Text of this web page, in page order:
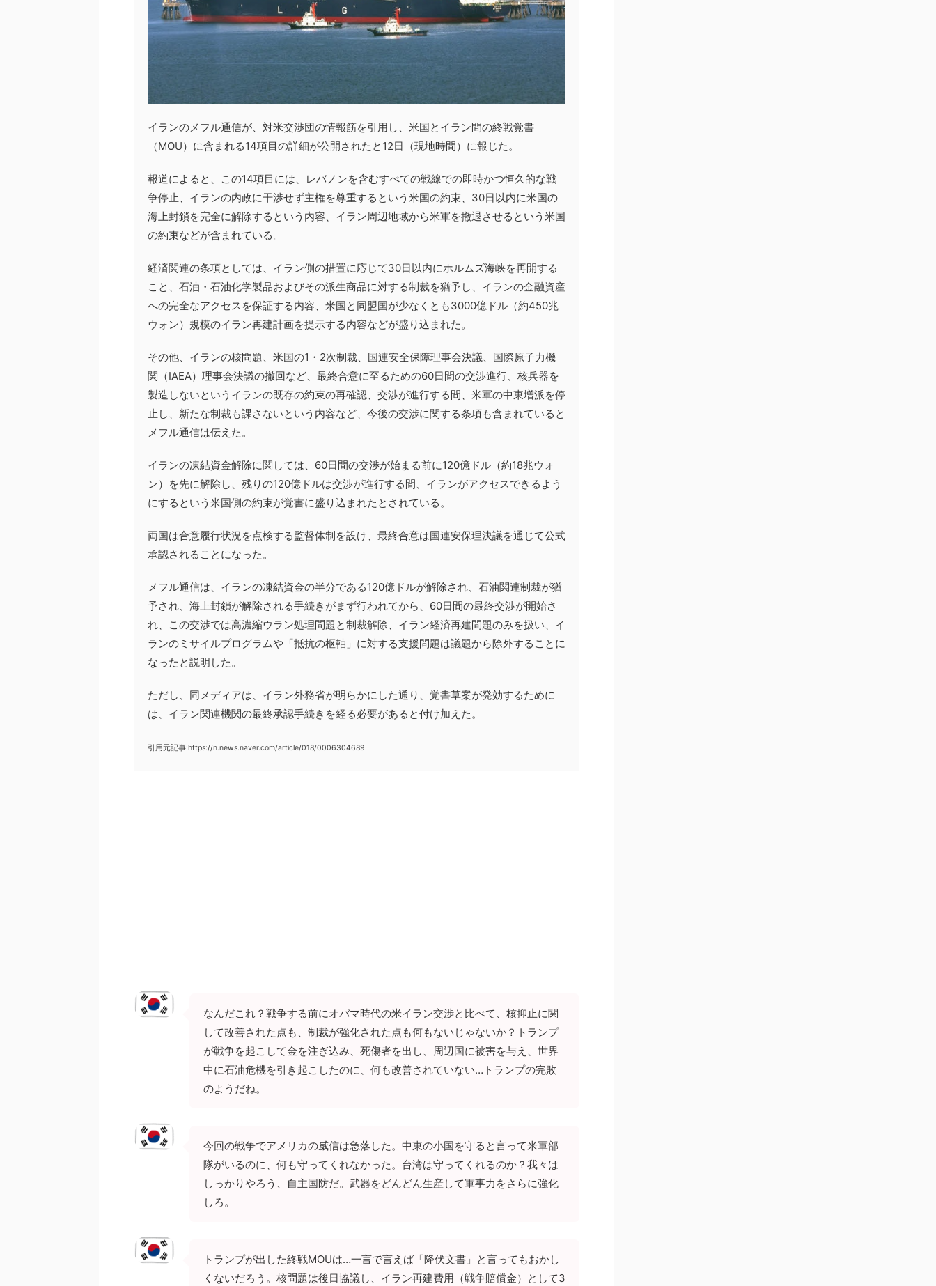
イランのメフル通信が、対米交渉団の情報筋を引用し、米国とイラン間の終戦覚書
（MOU）に含まれる14項目の詳細が公開されたと12日（現地時間）に報じた。
報道によると、この14項目には、レバノンを含むすべての戦線での即時かつ恒久的な戦
争停止、イランの内政に干渉せず主権を尊重するという米国の約束、30日以内に米国の
海上封鎖を完全に解除するという内容、イラン周辺地域から米軍を撤退させるという米国
の約束などが含まれている。
経済関連の条項としては、イラン側の措置に応じて30日以内にホルムズ海峡を再開する
こと、石油・石油化学製品およびその派生商品に対する制裁を猶予し、イランの金融資産
への完全なアクセスを保証する内容、米国と同盟国が少なくとも3000億ドル（約450兆
ウォン）規模のイラン再建計画を提示する内容などが盛り込まれた。
その他、イランの核問題、米国の1・2次制裁、国連安全保障理事会決議、国際原子力機
関（IAEA）理事会決議の撤回など、最終合意に至るための60日間の交渉進行、核兵器を
製造しないというイランの既存の約束の再確認、交渉が進行する間、米軍の中東増派を停
止し、新たな制裁も課さないという内容など、今後の交渉に関する条項も含まれていると
メフル通信は伝えた。
イランの凍結資金解除に関しては、60日間の交渉が始まる前に120億ドル（約18兆ウォ
ン）を先に解除し、残りの120億ドルは交渉が進行する間、イランがアクセスできるよう
にするという米国側の約束が覚書に盛り込まれたとされている。
両国は合意履行状況を点検する監督体制を設け、最終合意は国連安保理決議を通じて公式
承認されることになった。
メフル通信は、イランの凍結資金の半分である120億ドルが解除され、石油関連制裁が猶
予され、海上封鎖が解除される手続きがまず行われてから、60日間の最終交渉が開始さ
れ、この交渉では高濃縮ウラン処理問題と制裁解除、イラン経済再建問題のみを扱い、イ
ランのミサイルプログラムや「抵抗の枢軸」に対する支援問題は議題から除外することに
なったと説明した。
ただし、同メディアは、イラン外務省が明らかにした通り、覚書草案が発効するために
は、イラン関連機関の最終承認手続きを経る必要があると付け加えた。
引用元記事:https://n.news.naver.com/article/018/0006304689
なんだこれ？戦争する前にオバマ時代の米イラン交渉と比べて、核抑止に関
して改善された点も、制裁が強化された点も何もないじゃないか？トランプ
が戦争を起こして金を注ぎ込み、死傷者を出し、周辺国に被害を与え、世界
中に石油危機を引き起こしたのに、何も改善されていない…トランプの完敗
のようだね。
今回の戦争でアメリカの威信は急落した。中東の小国を守ると言って米軍部
隊がいるのに、何も守ってくれなかった。台湾は守ってくれるのか？我々は
しっかりやろう、自主国防だ。武器をどんどん生産して軍事力をさらに強化
しろ。
トランプが出した終戦MOUは…一言で言えば「降伏文書」と言ってもおかし
くないだろう。核問題は後日協議し、イラン再建費用（戦争賠償金）として3